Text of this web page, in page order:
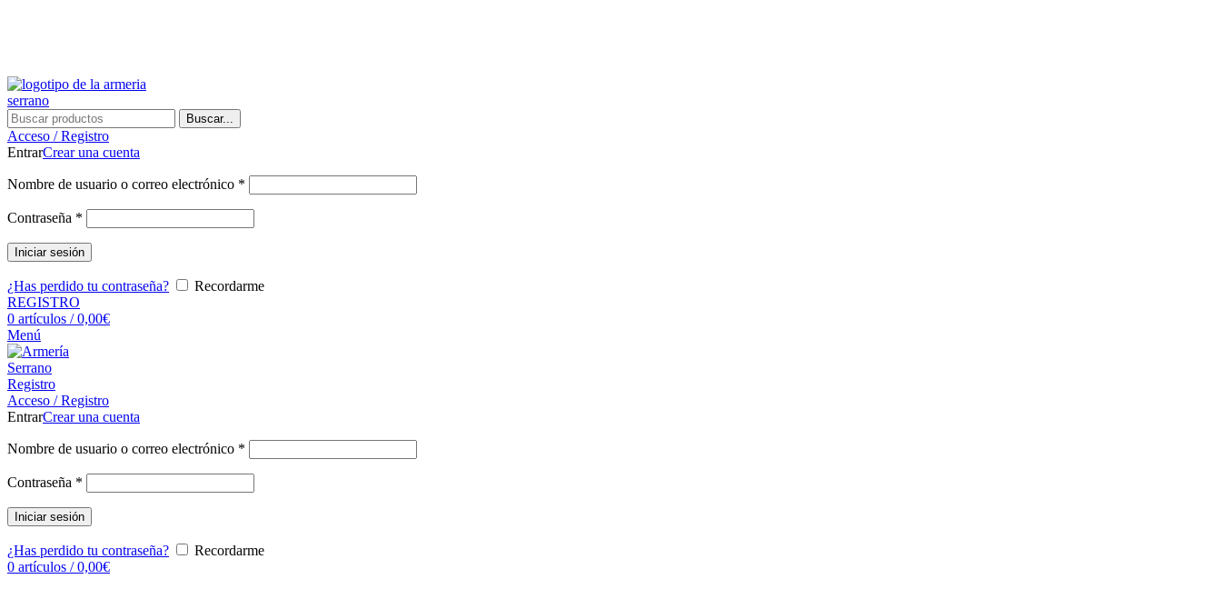
Buscar...
Acceso / Registro
EntrarCrear una cuenta
Nombre de usuario o correo electrónico *
Contraseña *
Iniciar sesión
¿Has perdido tu contraseña?
Recordarme
REGISTRO
0 artículos / 0,00€
Menú
Registro
Acceso / Registro
EntrarCrear una cuenta
Nombre de usuario o correo electrónico *
Contraseña *
Iniciar sesión
¿Has perdido tu contraseña?
Recordarme
0 artículos / 0,00€